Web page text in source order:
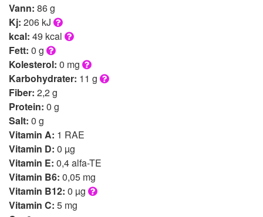
Vann: 86 g
Kj: 206 kJ
kcal: 49 kcal
Fett: 0 g
Kolesterol: 0 mg
Karbohydrater: 11 g
Fiber: 2,2 g
Protein: 0 g
Salt: 0 g
Vitamin A: 1 RAE
Vitamin D: 0 µg
Vitamin E: 0,4 alfa-TE
Vitamin B6: 0,05 mg
Vitamin B12: 0 µg
Vitamin C: 5 mg